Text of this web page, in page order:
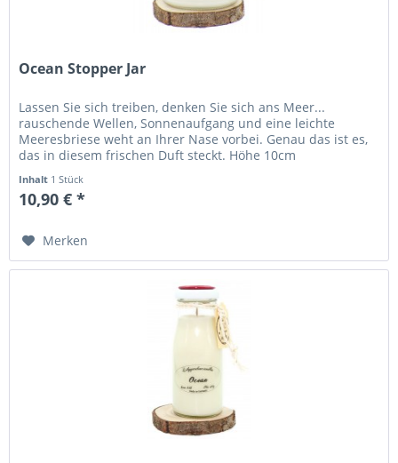
Ocean Stopper Jar
Lassen Sie sich treiben, denken Sie sich ans Meer...
rauschende Wellen, Sonnenaufgang und eine leichte
Meeresbriese weht an Ihrer Nase vorbei. Genau das ist es,
das in diesem frischen Duft steckt. Höhe 10cm
Inhalt 1 Stück
10,90 € *
Merken